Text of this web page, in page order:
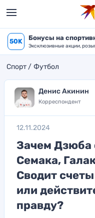
50K Бонусы на
Эксклюзивные акции,
Спорт Футбол
Денис Акинин
Корреспондент
12.11.2024
Зачем Дзюба
Семака,
Сводит
или
правду?